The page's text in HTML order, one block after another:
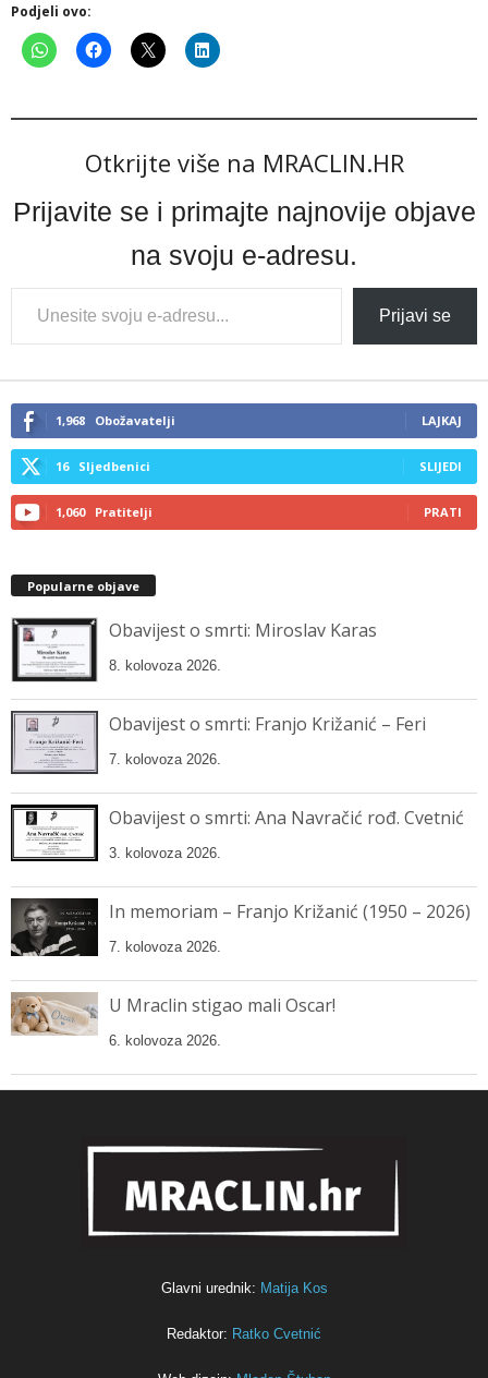
Podjeli ovo:
Otkrijte više na MRACLIN.HR
Prijavite se i primajte najnovije objave
na svoju e-adresu.
Type
your
email…
Prijavi se
1,968 Obožavatelji LAJKAJ
16 Sljedbenici SLIJEDI
1,060 Pratitelji PRATI
Popularne objave
Obavijest o smrti: Miroslav Karas
8. kolovoza 2026.
Obavijest o smrti: Franjo Križanić – Feri
7. kolovoza 2026.
Obavijest o smrti: Ana Navračić rođ. Cvetnić
3. kolovoza 2026.
In memoriam – Franjo Križanić (1950 – 2026)
7. kolovoza 2026.
U Mraclin stigao mali Oscar!
6. kolovoza 2026.
Glavni urednik: Matija Kos
Redaktor: Ratko Cvetnić